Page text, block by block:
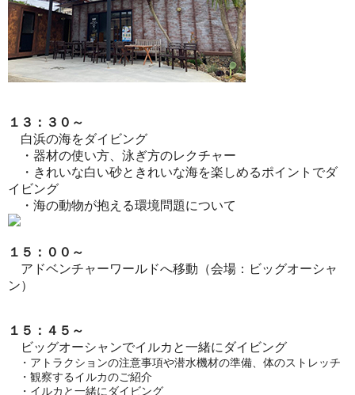
１３：３０～
白浜の海をダイビング
・器材の使い方、泳ぎ方のレクチャー
・きれいな白い砂ときれいな海を楽しめるポイントでダ
イビング
・海の動物が抱える環境問題について
１５：００～
アドベンチャーワールドへ移動 （会場：ビッグオーシャ
ン）
１５：４５～
ビッグオーシャンでイルカと一緒にダイビング
・アトラクションの注意事項や潜水機材の準備、体のストレッチ
・観察するイルカのご紹介
・イルカと一緒にダイビング